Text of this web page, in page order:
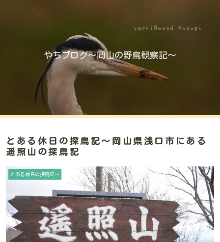
やちブログ～岡山の野鳥観察記～
とある休日の探鳥記～岡山県浅口市にある
遥照山の探鳥記
とある休日の探鳥記～